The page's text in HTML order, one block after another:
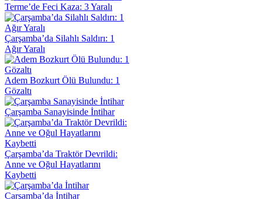
3 Yaralı
Saldırı: 1
1
İntihar
Devrildi: